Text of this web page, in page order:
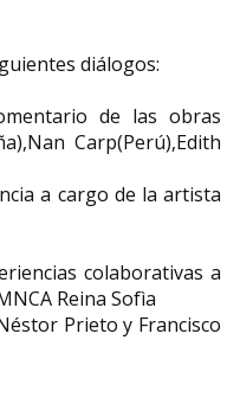
diálogos:
de las obras
Carp(Perú),Edith
a cargo de la artista
colaborativas a
Reina Sofìa
Prieto y Francisco